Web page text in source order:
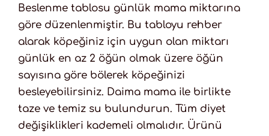
Beslenme tablosu günlük mama miktarına
göre düzenlenmiştir. Bu tabloyu rehber
alarak köpeğiniz için uygun olan miktarı
günlük en az 2 öğün olmak üzere öğün
sayısına göre bölerek köpeğinizi
besleyebilirsiniz. Daima mama ile birlikte
taze ve temiz su bulundurun. Tüm diyet
değişiklikleri kademeli olmalıdır. Ürünü